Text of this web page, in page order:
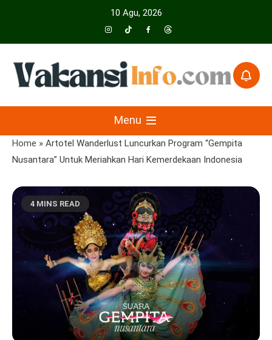
10 Agu, 2026
VakansiinfoMenu
Home » Artotel Wanderlust Luncurkan Program “Gempita
Nusantara” Untuk Meriahkan Hari Kemerdekaan Indonesia
4 MINS READ